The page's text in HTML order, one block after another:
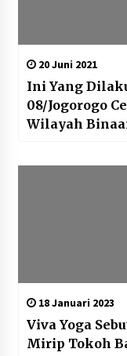
20 Juni 2021
Ini Yang
08/Jogorogo
Wilayah
18 Januari 2023
Viva Yoga
Mirip Tokoh